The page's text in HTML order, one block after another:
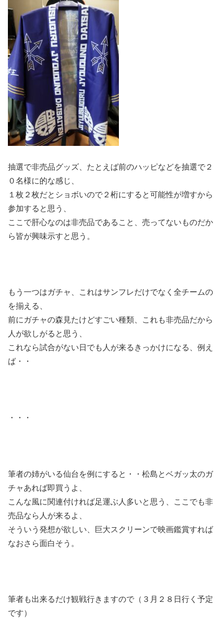
抽選で非売品グッズ、たとえば前のハッピなどを抽選で２
０名様に的な感じ、
１枚２枚だとショボいので２桁にすると可能性が増すから
参加すると思う、
ここで肝心なのは非売品であること、売ってないものだか
ら皆が興味示すと思う。
もう一つはガチャ、これはサンフレだけでなく全チームの
を揃える、
前にガチャの森見たけどすごい種類、これも非売品だから
人が欲しがると思う、
これなら試合がない日でも人が来るきっかけになる、例え
ば・・
・・・
筆者の姉がいる仙台を例にすると・・松島とベガッ太のガ
チャあれば即買うよ、
こんな風に関連付ければ足運ぶ人多いと思う、ここでも非
売品なら人が来るよ、
そういう発想が欲しい、巨大スクリーンで映画鑑賞すれば
なおさら面白そう。
筆者も出来るだけ観戦行きますので（３月２８日行く予定
です）